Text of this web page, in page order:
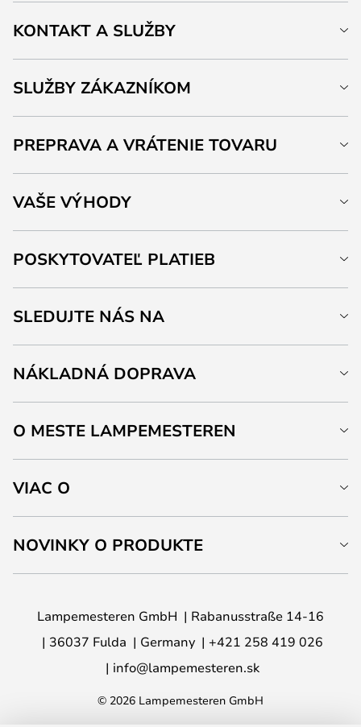
KONTAKT A SLUŽBY
SLUŽBY ZÁKAZNÍKOM
PREPRAVA A VRÁTENIE TOVARU
VAŠE VÝHODY
POSKYTOVATEĽ PLATIEB
SLEDUJTE NÁS NA
NÁKLADNÁ DOPRAVA
O MESTE LAMPEMESTEREN
VIAC O
NOVINKY O PRODUKTE
Lampemesteren GmbH
Rabanusstraße 14-16
36037 Fulda
Germany
+421 258 419 026
info@lampemesteren.sk
© 2026 Lampemesteren GmbH